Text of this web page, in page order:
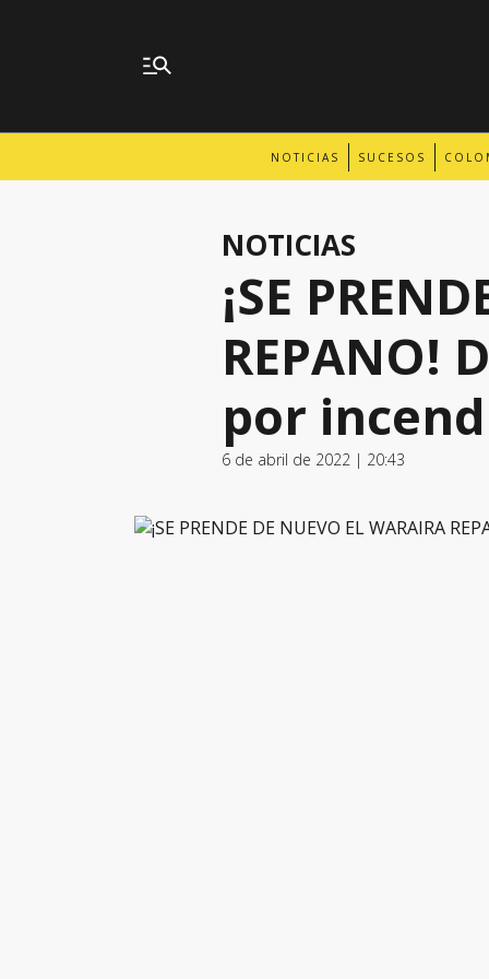
NOTICIAS SUCESOS
NOTICIAS
¡SE
REPANO!
por
6 de abril de 2022 | 20:43